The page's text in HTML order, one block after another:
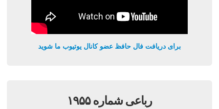
برای دریافت فال حافظ عضو کانال یوتیوب ما شوید
رباعی شماره ۱۹۵۵